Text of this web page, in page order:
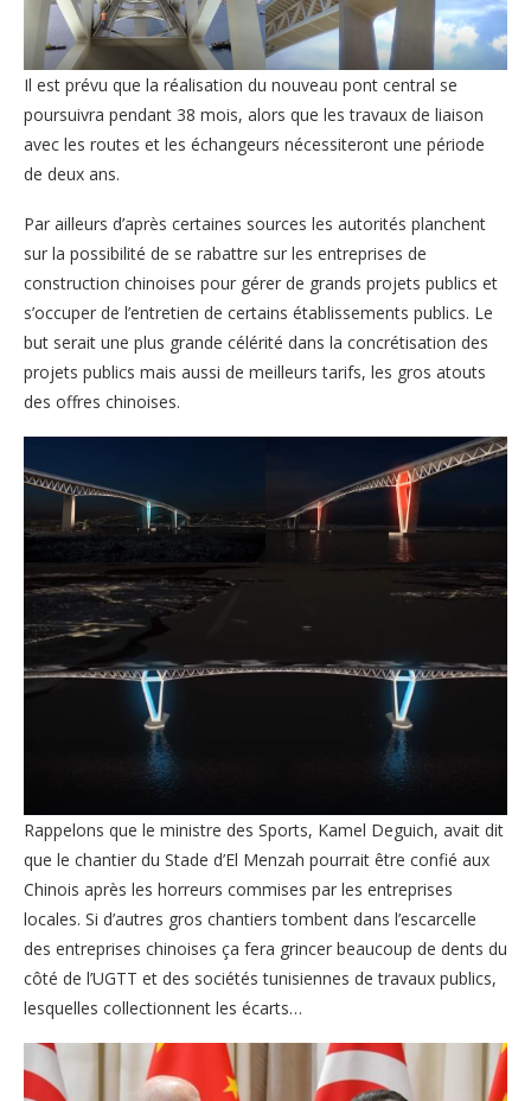
Il est prévu que la réalisation du nouveau pont central se
poursuivra pendant 38 mois, alors que les travaux de liaison
avec les routes et les échangeurs nécessiteront une période
de deux ans.
Par ailleurs d’après certaines sources les autorités planchent
sur la possibilité de se rabattre sur les entreprises de
construction chinoises pour gérer de grands projets publics et
s’occuper de l’entretien de certains établissements publics. Le
but serait une plus grande célérité dans la concrétisation des
projets publics mais aussi de meilleurs tarifs, les gros atouts
des offres chinoises.
Rappelons que le ministre des Sports, Kamel Deguich, avait dit
que le chantier du Stade d’El Menzah pourrait être confié aux
Chinois après les horreurs commises par les entreprises
locales. Si d’autres gros chantiers tombent dans l’escarcelle
des entreprises chinoises ça fera grincer beaucoup de dents du
côté de l’UGTT et des sociétés tunisiennes de travaux publics,
lesquelles collectionnent les écarts…